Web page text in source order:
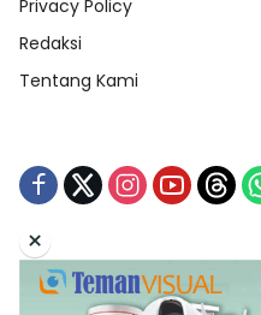
Privacy Policy
Redaksi
Tentang Kami
Tentang Kami Redaksi
Disclaimer
Pedoman
×